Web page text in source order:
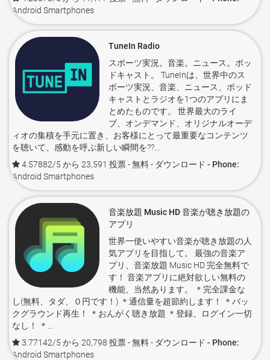
Android Smartphones
TuneIn Radio
スポーツ実況。音楽。ニュース。ポッ
ドキャスト。 TuneInは、世界中のス
ポーツ実況、音楽、ニュース、ポッド
キャストとラジオを1つのアプリにま
とめたものです。 世界最大のライ
ブ、オンデマンド、オリジナルオーデ
ィオの集積を手元に置き、お客様にとって最重要なコンテンツ
を聴いて、感動を呼ぶ新しい瞬間を??...
4.57882/5 から 23,591 投票- 無料 - ダウンロード - Phone:
Android Smartphones
音楽放題 Music HD 音楽が聴き放題の
アプリ
世界一使いやすい音楽が聴き放題の人
気アプリを目指して。 最強の音楽ア
プリ、音楽放題 Music HD 完全無料で
す！ 音楽アプリに絶対欲しい無料の
機能、当然あります。 ＊完全課金な
し(無料、タダ、０円です！) ＊通信量を超節約します！ ＊バッ
クグラウンド再生！ ＊おんがく聴き放題 ＊登録、ログイン一切
なし！ ＊...
3.77142/5 から 20,798 投票- 無料 - ダウンロード - Phone:
Android Smartphones